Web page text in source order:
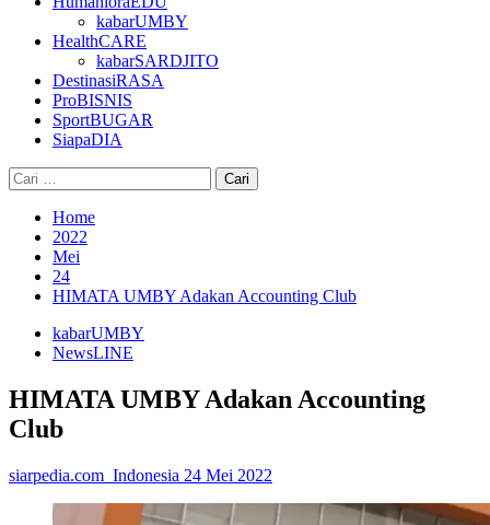
kabarUMBY
HealthCARE
kabarSARDJITO
DestinasiRASA
ProBISNIS
SportBUGAR
SiapaDIA
Cari
untuk:
Home
2022
Mei
24
HIMATA UMBY Adakan Accounting Club
kabarUMBY
NewsLINE
HIMATA UMBY Adakan Accounting
Club
siarpedia.com_Indonesia 24 Mei 2022